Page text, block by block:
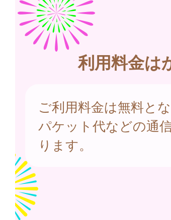
利用料金は
ご利用料金は無料と
パケット代などの通
ります。